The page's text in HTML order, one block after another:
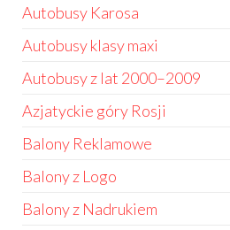
Autobusy Karosa
Autobusy klasy maxi
Autobusy z lat 2000–2009
Azjatyckie góry Rosji
Balony Reklamowe
Balony z Logo
Balony z Nadrukiem